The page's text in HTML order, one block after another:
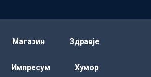
Магазин Здравје
Импресум Хумор